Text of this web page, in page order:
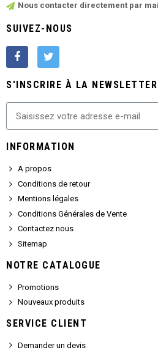
Nous contacter directement par
SUIVEZ-NOUS
S'INSCRIRE À LA NEWSLETTER
INFORMATION
A propos
Conditions de retour
Mentions légales
Conditions Générales de Vente
Contactez nous
Sitemap
NOTRE CATALOGUE
Promotions
Nouveaux produits
SERVICE CLIENT
Demander un devis